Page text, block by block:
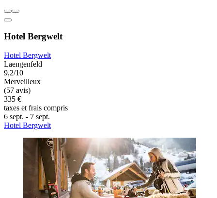
Hotel Bergwelt
Hotel Bergwelt
Laengenfeld
9,2/10
Merveilleux
(57 avis)
335 €
taxes et frais compris
6 sept. - 7 sept.
Hotel Bergwelt